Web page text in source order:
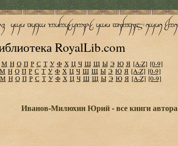
RoyalLib.com
М Н О П Р С Т У Ф Х Ц Ч Ш Щ Ы Э Ю Я [A-Z] [0-9]
М Н О П Р С Т У Ф Х Ц Ч Ш Щ Ы Э Ю Я [A-Z] [0-9]
М Н О П Р С Т У Ф Х Ц Ч Ш Щ Ы Э Ю Я [A-Z] [0-9]
Иванов-Милюхин Юрий - все книги автора